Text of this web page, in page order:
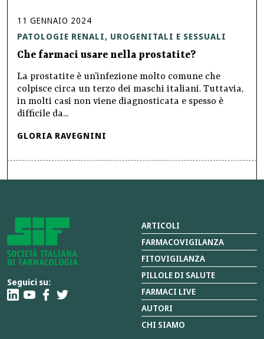
11 GENNAIO 2024
PATOLOGIE RENALI, UROGENITALI E SESSUALI
Che farmaci usare nella prostatite?
La prostatite è un’infezione molto comune che
colpisce circa un terzo dei maschi italiani. Tuttavia,
in molti casi non viene diagnosticata e spesso è
difficile da...
GLORIA RAVEGNINI
Seguici su:
ARTICOLI
FARMACOVIGILANZA
FITOVIGILANZA
PILLOLE DI SALUTE
FARMACI LIVE
AUTORI
CHI SIAMO